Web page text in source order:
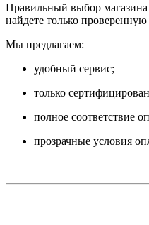
Правильный выбор магазина
найдете только
Мы предлагаем:
удобный сервис;
только
полное соответствие
прозрачные условия